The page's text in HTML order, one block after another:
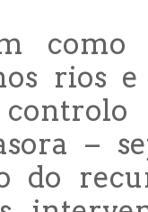
como
rios
–
do